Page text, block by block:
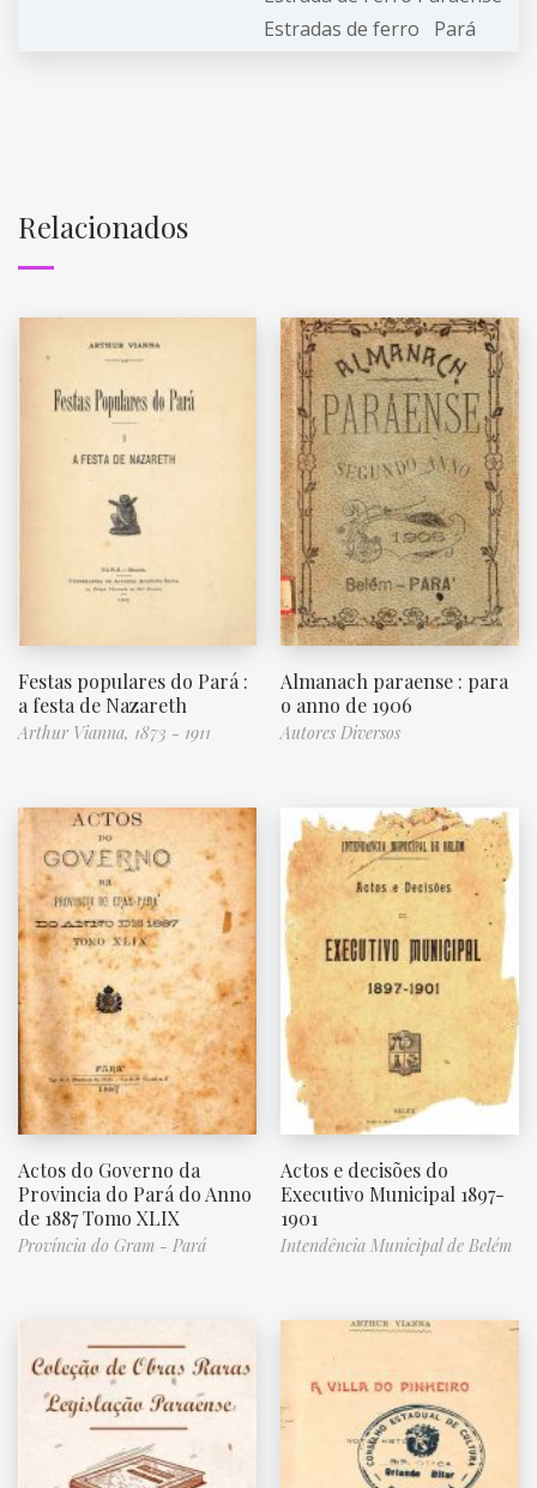
Estradas de ferro
Pará
Relacionados
Festas populares do Pará :
a festa de Nazareth
Arthur Vianna, 1873 - 1911
Almanach paraense : para
o anno de 1906
Autores Diversos
Actos do Governo da
Provincia do Pará do Anno
de 1887 Tomo XLIX
Província do Gram - Pará
Actos e decisões do
Executivo Municipal 1897-
1901
Intendência Municipal de Belém